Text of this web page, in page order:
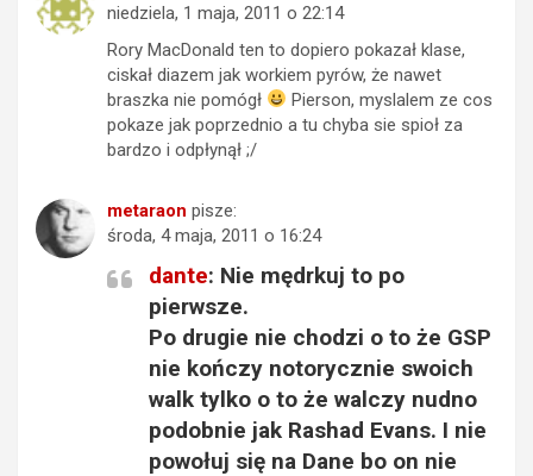
niedziela, 1 maja, 2011 o 22:14
Rory MacDonald ten to dopiero pokazał klase,
ciskał diazem jak workiem pyrów, że nawet
braszka nie pomógł
Pierson, myslalem ze cos
pokaze jak poprzednio a tu chyba sie spioł za
bardzo i odpłynął ;/
metaraon pisze:
środa, 4 maja, 2011 o 16:24
dante: Nie mędrkuj to po
pierwsze.
Po drugie nie chodzi o to że GSP
nie kończy notorycznie swoich
walk tylko o to że walczy nudno
podobnie jak Rashad Evans. I nie
powołuj się na Dane bo on nie